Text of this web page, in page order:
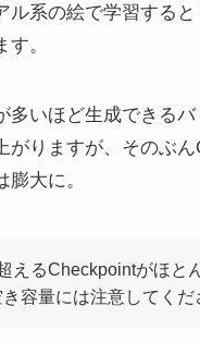
ル系の絵で学習する
。
多いほど生成できる
がりますが、そのぶ
膨大に。
えるCheckpointがほと
容量には注意してくだ